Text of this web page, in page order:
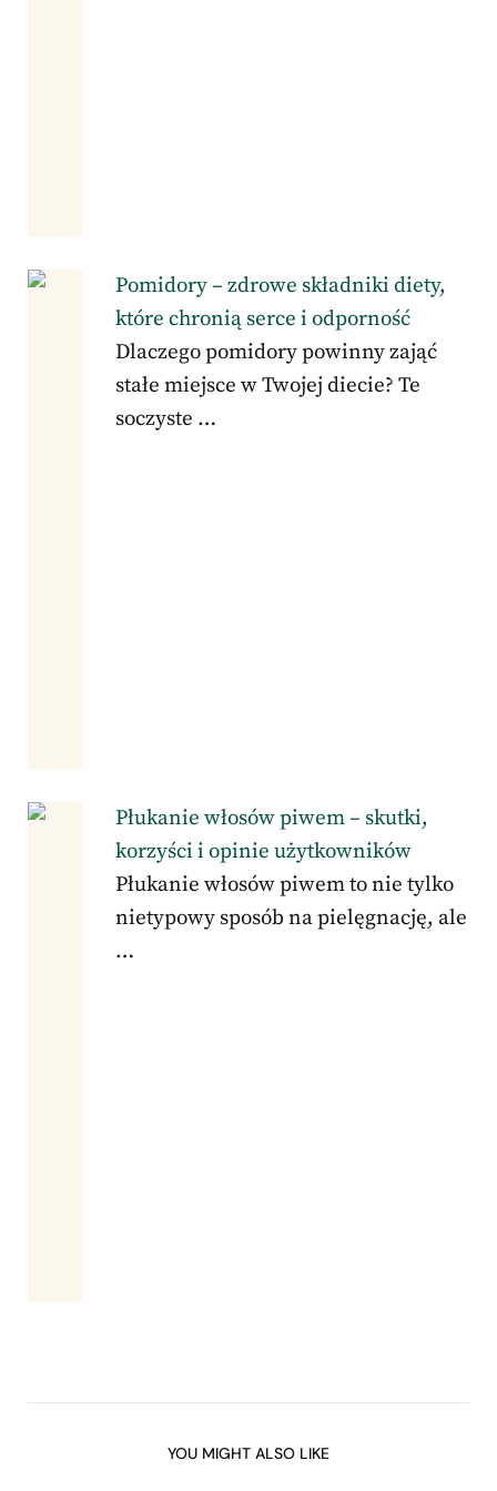
Pomidory – zdrowe składniki diety,
które chronią serce i odporność
Dlaczego pomidory powinny zająć
stałe miejsce w Twojej diecie? Te
soczyste …
Płukanie włosów piwem – skutki,
korzyści i opinie użytkowników
Płukanie włosów piwem to nie tylko
nietypowy sposób na pielęgnację, ale
…
YOU MIGHT ALSO LIKE